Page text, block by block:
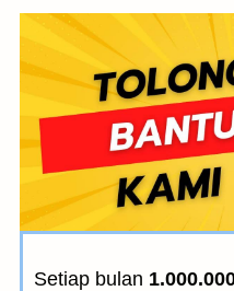
Setiap bulan